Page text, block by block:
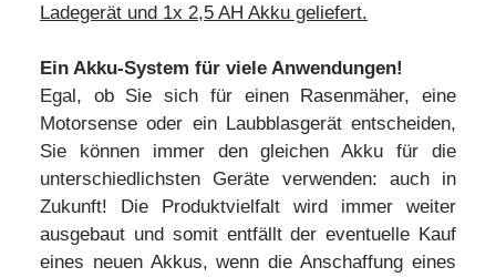
Ladegerät und 1x 2,5 AH Akku geliefert.
Ein Akku-System für viele Anwendungen!
Egal, ob Sie sich für einen Rasenmäher, eine
Motorsense oder ein Laubblasgerät entscheiden,
Sie können immer den gleichen Akku für die
unterschiedlichsten Geräte verwenden: auch in
Zukunft! Die Produktvielfalt wird immer weiter
ausgebaut und somit entfällt der eventuelle Kauf
eines neuen Akkus, wenn die Anschaffung eines